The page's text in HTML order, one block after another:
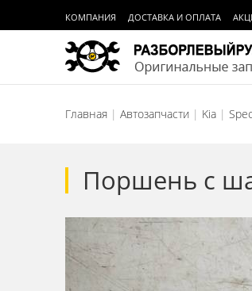
КОМПАНИЯ ДОСТАВКА И ОПЛАТА
Главная Автозапчасти Kia
Поршень с